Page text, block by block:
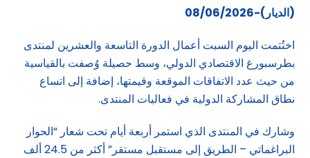
(الديار)-08/06/2026
اختُتمت اليوم السبت أعمال الدورة التاسعة والعشرين لمنتدى
بطرسبورغ الاقتصادي الدولي، وسط حصيلة وُصفت بالقياسية
من حيث عدد الاتفاقات الموقعة وقيمتها، إضافة إلى اتساع
نطاق المشاركة الدولية في فعاليات المنتدى.
وشارك في المنتدى الذي استمر أربعة أيام تحت شعار “الحوار
البراغماتي – الطريق إلى مستقبل مستقر” أكثر من 24.5 ألف